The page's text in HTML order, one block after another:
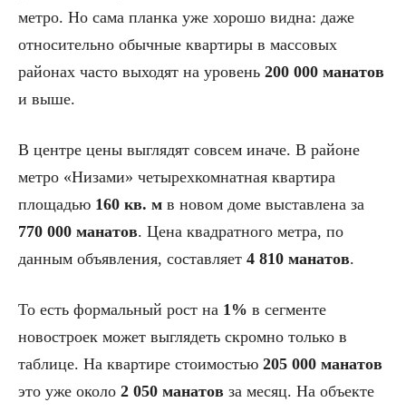
метро. Но сама планка уже хорошо видна: даже
относительно обычные квартиры в массовых
районах часто выходят на уровень 200 000 манатов
и выше.
В центре цены выглядят совсем иначе. В районе
метро «Низами» четырехкомнатная квартира
площадью 160 кв. м в новом доме выставлена за
770 000 манатов. Цена квадратного метра, по
данным объявления, составляет 4 810 манатов.
То есть формальный рост на 1% в сегменте
новостроек может выглядеть скромно только в
таблице. На квартире стоимостью 205 000 манатов
это уже около 2 050 манатов за месяц. На объекте